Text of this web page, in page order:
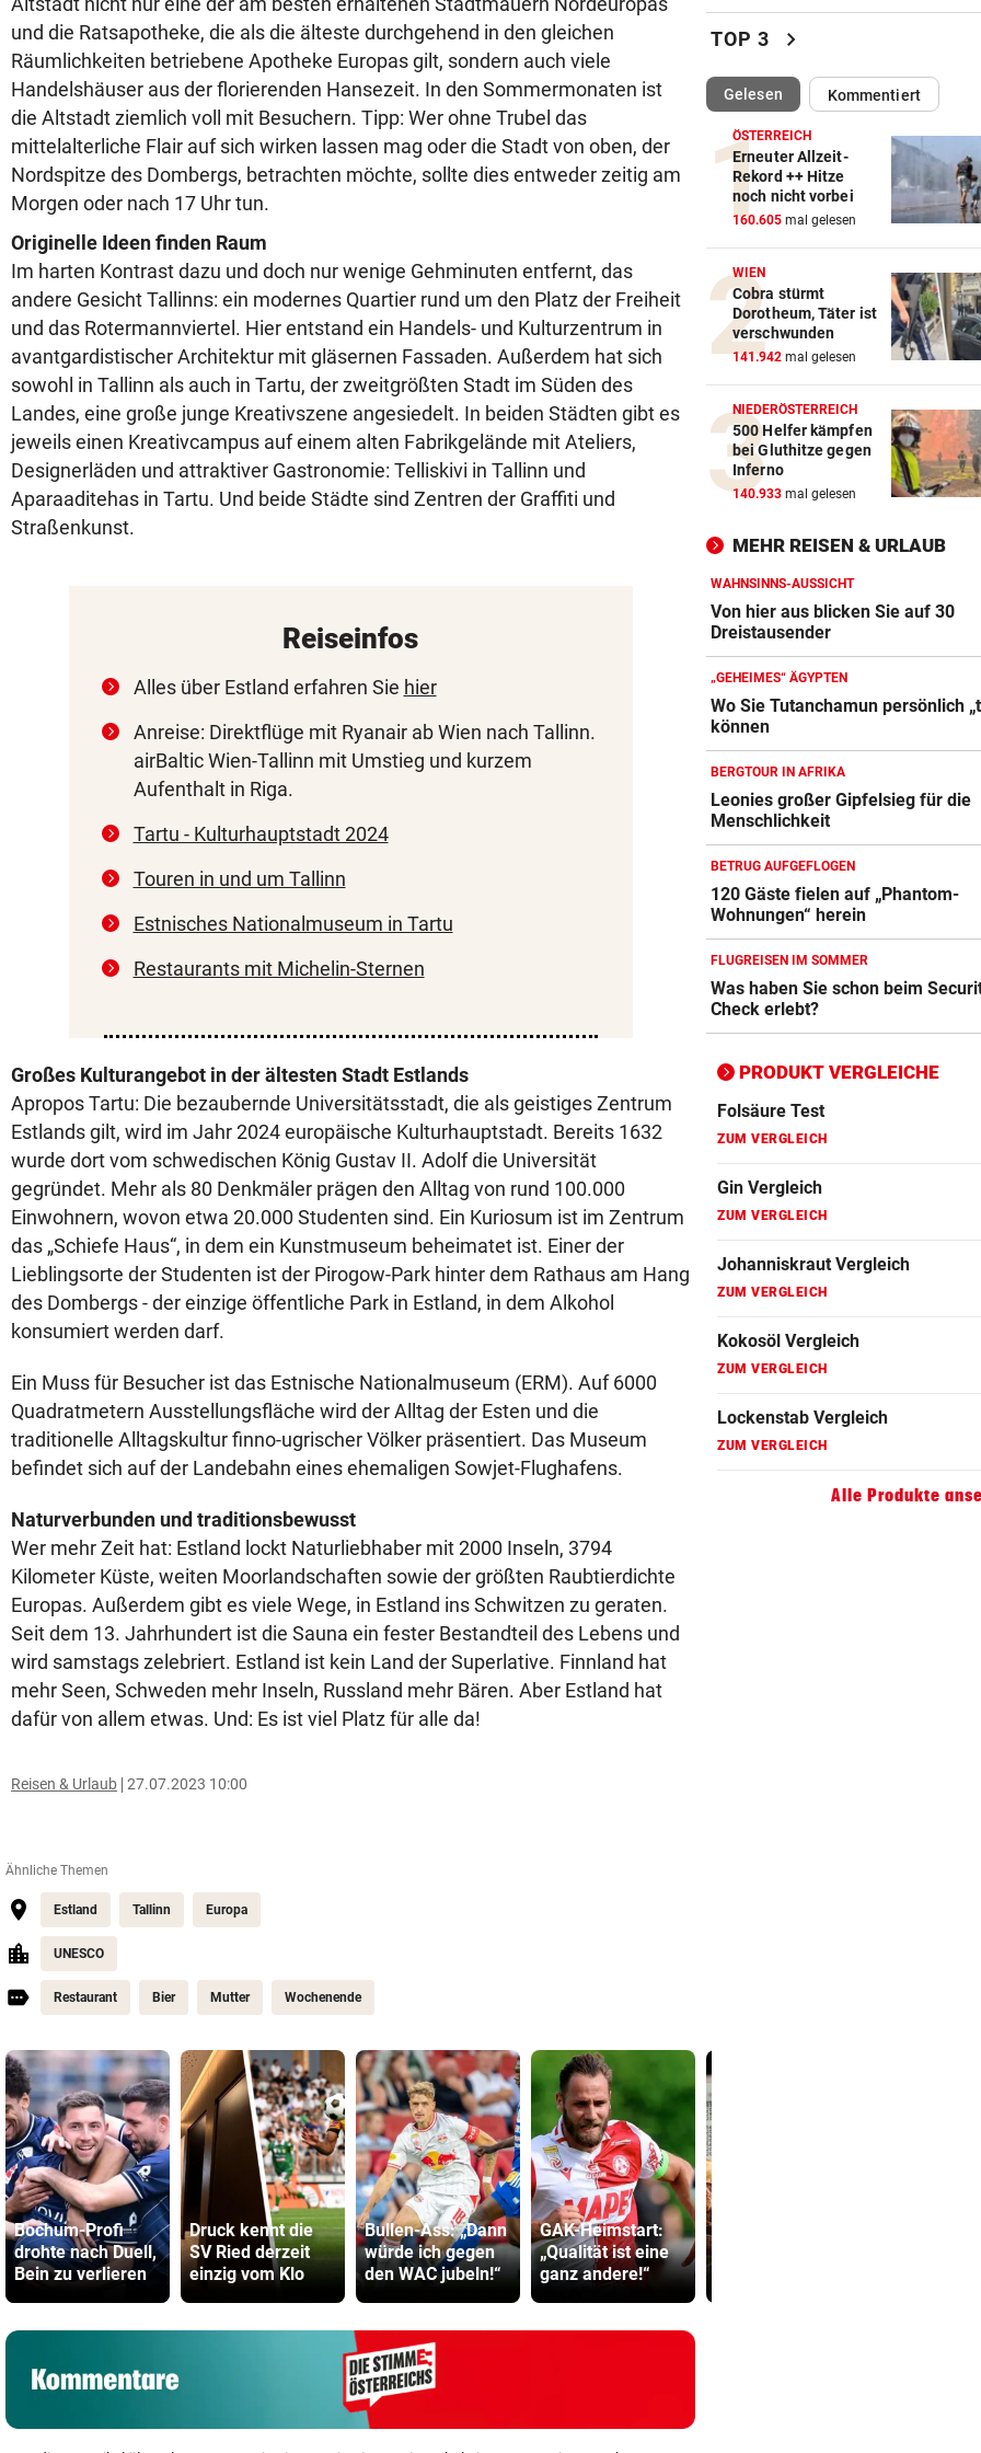
und die Ratsapotheke, die als die älteste durchgehend in den gleichen
Räumlichkeiten betriebene Apotheke Europas gilt, sondern auch viele
Handelshäuser aus der florierenden Hansezeit. In den Sommermonaten ist
die Altstadt ziemlich voll mit Besuchern. Tipp: Wer ohne Trubel das
mittelalterliche Flair auf sich wirken lassen mag oder die Stadt von oben, der
Nordspitze des Dombergs, betrachten möchte, sollte dies entweder zeitig am
Morgen oder nach 17 Uhr tun.
Originelle Ideen finden Raum
Im harten Kontrast dazu und doch nur wenige Gehminuten entfernt, das
andere Gesicht Tallinns: ein modernes Quartier rund um den Platz der Freiheit
und das Rotermannviertel. Hier entstand ein Handels- und Kulturzentrum in
avantgardistischer Architektur mit gläsernen Fassaden. Außerdem hat sich
sowohl in Tallinn als auch in Tartu, der zweitgrößten Stadt im Süden des
Landes, eine große junge Kreativszene angesiedelt. In beiden Städten gibt es
jeweils einen Kreativcampus auf einem alten Fabrikgelände mit Ateliers,
Designerläden und attraktiver Gastronomie: Telliskivi in Tallinn und
Aparaaditehas in Tartu. Und beide Städte sind Zentren der Graffiti und
Straßenkunst.
Reiseinfos
Alles über Estland erfahren Sie hier
Anreise: Direktflüge mit Ryanair ab Wien nach Tallinn.
airBaltic Wien-Tallinn mit Umstieg und kurzem
Aufenthalt in Riga.
Tartu - Kulturhauptstadt 2024
Touren in und um Tallinn
Estnisches Nationalmuseum in Tartu
Restaurants mit Michelin-Sternen
Großes Kulturangebot in der ältesten Stadt Estlands
Apropos Tartu: Die bezaubernde Universitätsstadt, die als geistiges Zentrum
Estlands gilt, wird im Jahr 2024 europäische Kulturhauptstadt. Bereits 1632
wurde dort vom schwedischen König Gustav II. Adolf die Universität
gegründet. Mehr als 80 Denkmäler prägen den Alltag von rund 100.000
Einwohnern, wovon etwa 20.000 Studenten sind. Ein Kuriosum ist im Zentrum
das „Schiefe Haus“, in dem ein Kunstmuseum beheimatet ist. Einer der
Lieblingsorte der Studenten ist der Pirogow-Park hinter dem Rathaus am Hang
des Dombergs - der einzige öffentliche Park in Estland, in dem Alkohol
konsumiert werden darf.
Ein Muss für Besucher ist das Estnische Nationalmuseum (ERM). Auf 6000
Quadratmetern Ausstellungsfläche wird der Alltag der Esten und die
traditionelle Alltagskultur finno-ugrischer Völker präsentiert. Das Museum
befindet sich auf der Landebahn eines ehemaligen Sowjet-Flughafens.
Naturverbunden und traditionsbewusst
Wer mehr Zeit hat: Estland lockt Naturliebhaber mit 2000 Inseln, 3794
Kilometer Küste, weiten Moorlandschaften sowie der größten Raubtierdichte
Europas. Außerdem gibt es viele Wege, in Estland ins Schwitzen zu geraten.
Seit dem 13. Jahrhundert ist die Sauna ein fester Bestandteil des Lebens und
wird samstags zelebriert. Estland ist kein Land der Superlative. Finnland hat
mehr Seen, Schweden mehr Inseln, Russland mehr Bären. Aber Estland hat
dafür von allem etwas. Und: Es ist viel Platz für alle da!
Reisen & Urlaub 27.07.2023 10:00
Ähnliche Themen
Estland Tallinn Europa
UNESCO
Restaurant Bier Mutter Wochenende
Bochum-Profi
drohte nach Duell,
Bein zu verlieren
Druck kennt die
SV Ried derzeit
einzig vom Klo
Bullen-Ass: „Dann
würde ich gegen
den WAC jubeln!“
GAK-Heimstart:
„Qualität ist eine
ganz andere!“
Täglich fitter: Diese 20
schafft jeder!
ABSCHUSS-VERORDNUNG
Nach Rissen: Wolf im Tiroler
Bezirk Imst entnommen
HOFFNUNG FÜR PATIENTEN vor
Diese Krebstherapien
Heilungschancen
UMFRAGE ALARMIEREND vor
Jeder vierte
abwandern
DAS SAGT PALAST
Wieder in der Klinik: Große
um König Harald
„DESOLATE SITUATION“ vor
Südkorea entschuldigt sich
STREIT GEHT WEITER vor
Richter aus Zug geworfen:
Anspruch auf Sitz“
„KRONE“-KOMMENTARE vor
Strittiger Kanzler-Sager:
er recht hat …
TOP 3 chevron_right
Gelesen(ausgewählt)Kommentiert
ÖSTERREICH
Erneuter Allzeit-
Rekord ++ Hitze
noch nicht vorbei
160.605 mal gelesen
WIEN
Cobra stürmt
Dorotheum, Täter ist
verschwunden
141.942 mal gelesen
NIEDERÖSTERREICH
500 Helfer kämpfen
bei Gluthitze gegen
Inferno
140.933 mal gelesen
MEHR REISEN & URLAUB
WAHNSINNS-AUSSICHT
Von hier aus blicken Sie auf 30
Dreistausender
„GEHEIMES“ ÄGYPTEN
Wo Sie Tutanchamun persönlich
können
BERGTOUR IN AFRIKA
Leonies großer Gipfelsieg für die
Menschlichkeit
BETRUG AUFGEFLOGEN
120 Gäste fielen auf „Phantom-
Wohnungen“ herein
FLUGREISEN IM SOMMER
Was haben Sie schon beim
Check erlebt?
PRODUKT VERGLEICHE
Blutdruckmessgerät Vergleich
ZUM VERGLEICH
Duschkopf Vergleich
ZUM VERGLEICH
Epilierer Vergleich
ZUM VERGLEICH
Fitbit Vergleich
ZUM VERGLEICH
Folsäure Test
ZUM VERGLEICH
Gin Vergleich
ZUM VERGLEICH
Johanniskraut Vergleich
ZUM VERGLEICH
Kokosöl Vergleich
ZUM VERGLEICH
Lockenstab Vergleich
ZUM VERGLEICH
Alle Produkte